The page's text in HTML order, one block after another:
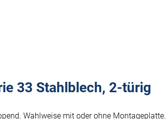
33 Stahlblech, 2-türig
Wahlweise mit oder ohne Montageplatte.